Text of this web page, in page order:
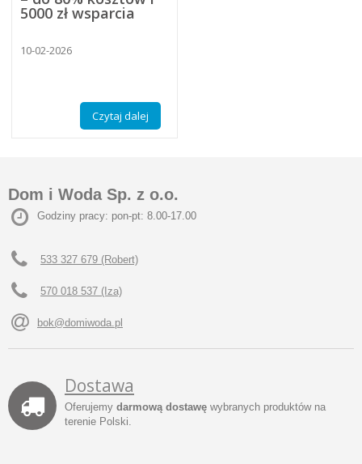
5000 zł wsparcia
10-02-2026
Czytaj dalej
Dom i Woda Sp. z o.o.
Godziny pracy: pon-pt: 8.00-17.00
533 327 679 (Robert)
570 018 537 (Iza)
bok@domiwoda.pl
Dostawa
Oferujemy darmową dostawę wybranych produktów na
terenie Polski.